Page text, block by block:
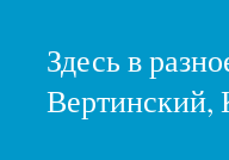
Здесь в